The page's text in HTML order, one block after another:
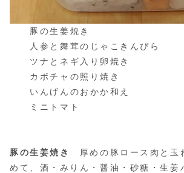
豚の生姜焼き
人参と舞茸のじゃこきんぴら
ツナとネギ入り卵焼き
カボチャの照り焼き
いんげんのおかか和え
ミニトマト
豚の生姜焼き
厚めの豚ロース肉と玉
めて、酒・みりん・醤油・砂糖・生姜